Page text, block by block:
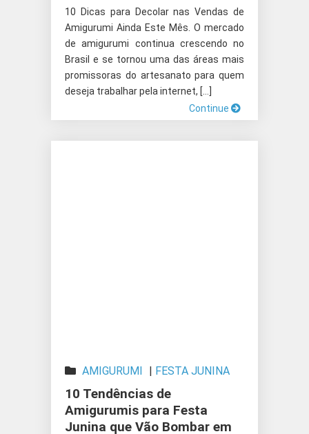
10 Dicas para Decolar nas Vendas de
Amigurumi Ainda Este Mês. O mercado
de amigurumi continua crescendo no
Brasil e se tornou uma das áreas mais
promissoras do artesanato para quem
deseja trabalhar pela internet, […]
Continue
AMIGURUMI | FESTA JUNINA
10 Tendências de
Amigurumis para Festa
Junina que Vão Bombar em